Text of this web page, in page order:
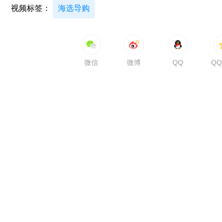
视频标签： 海选导购
微信 微博 QQ